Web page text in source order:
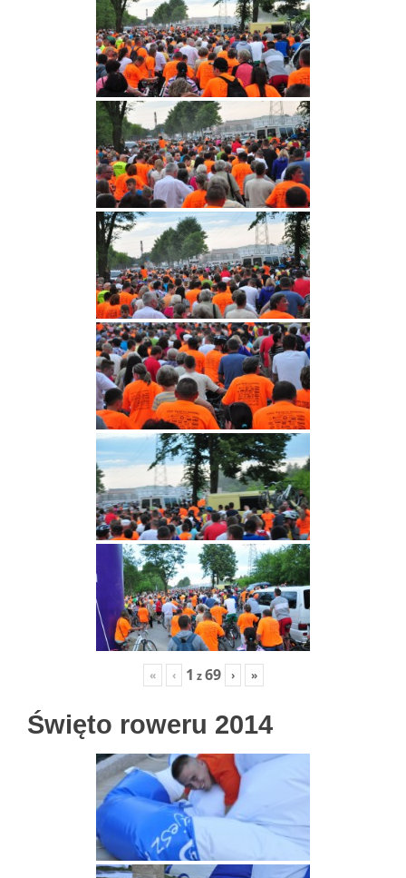
« ‹ 1 z69 › »
Święto roweru 2014